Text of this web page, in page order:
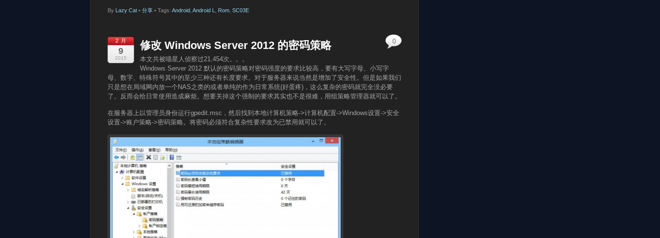
By Lazy Cat • 分享 • Tags: Android Android L Rom SC03E
2 月
9
2015
修改 Windows Server 2012 的密码策略
本文共被喵星人侦察过21,454次。。。
Windows Server 2012 默认的密码策略对密码强度的要求比较高，要有大写字母、小写字
母、数字、特殊符号其中的至少三种还有长度要求。对于服务器来说当然是增加了安全性。但是如果我们
只是想在局域网内放一个NAS之类的或者单纯的作为日常系统(好蛋疼)，这么复杂的密码就完全没必要
了。反而会给日常使用造成麻烦。想要关掉这个强制的要求其实也不是很难，用组策略管理器就可以了。
在服务器上以管理员身份运行gpedit.msc，然后找到本地计算机策略->计算机配置->Windows设置->安全
设置->账户策略->密码策略。将密码必须符合复杂性要求改为已禁用就可以了。
0